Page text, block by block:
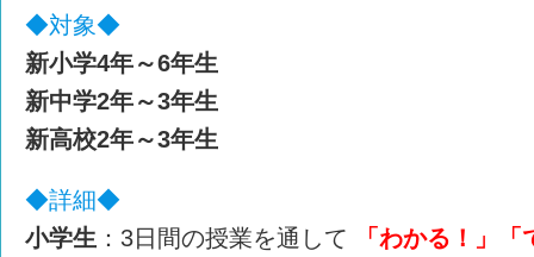
◆対象◆
新小学4年～6年生
新中学2年～3年生
新高校2年～3年生
◆詳細◆
小学生 ：3日間の授業を通して 「わかる！」「